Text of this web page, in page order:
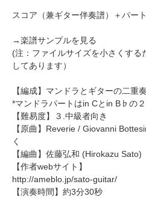
スコア（兼ギター伴奏譜）＋パー
→楽譜サンプルを見る
(注：ファイルサイズを小さくする
してあります）
【編成】マンドラとギターの二重
*マンドラパートはin Cとin B♭の
【難易度】３.中級者向き
【原曲】Reverie / Giovanni
く
【編曲】 佐藤弘和 (Hirokazu Sato)
【作者webサイト】
http://ameblo.jp/sato-guitar/
【演奏時間】約3分30秒